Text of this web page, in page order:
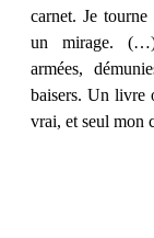
carnet. Je tourne
un mirage.
armées,
baisers. Un livre
vrai, et seul mon